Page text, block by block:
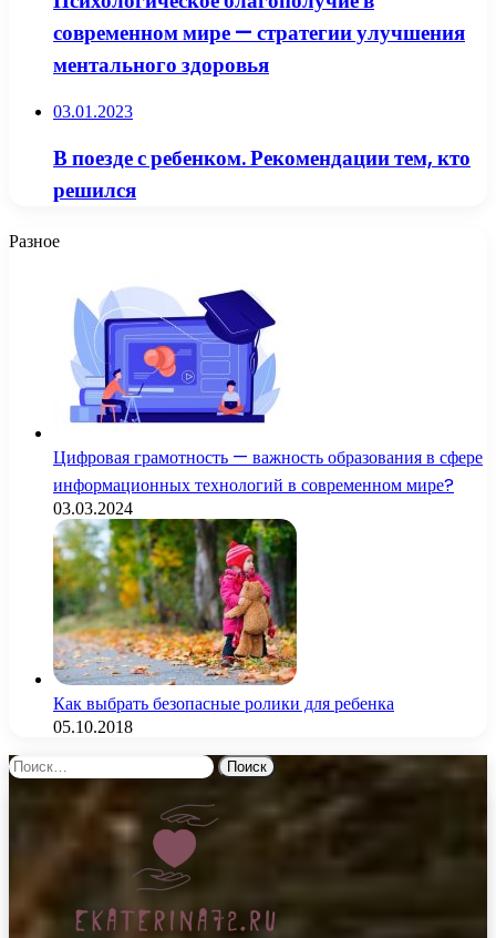
современном мире — стратегии улучшения
ментального здоровья
03.01.2023
В поезде с ребенком. Рекомендации тем, кто
решился
Разное
Цифровая грамотность — важность образования в сфере
информационных технологий в современном мире?
03.03.2024
Как выбрать безопасные ролики для ребенка
05.10.2018
Найти: